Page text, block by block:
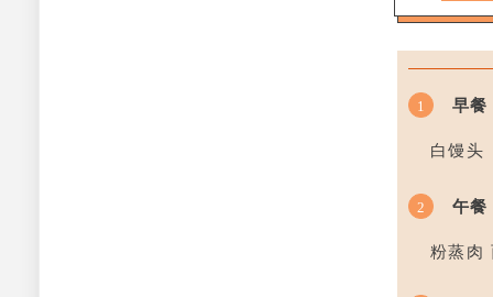
1 早餐
白馒头
2 午餐
粉蒸肉